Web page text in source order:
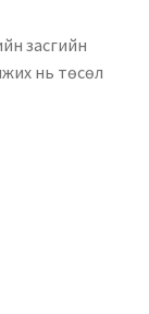
засгийн
нь төсөл